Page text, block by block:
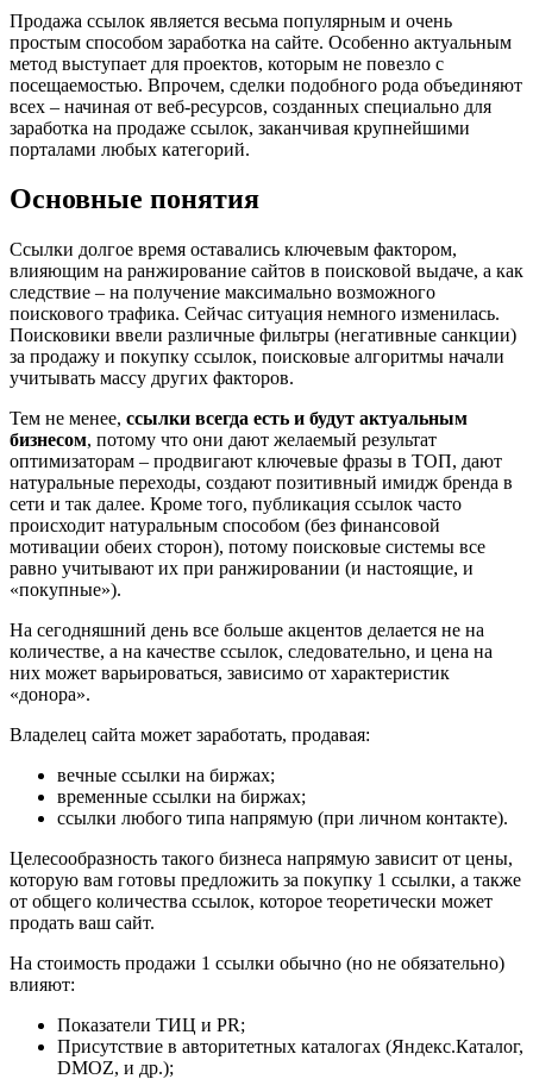
Продажа ссылок является весьма популярным и очень
простым способом заработка на сайте. Особенно актуальным
метод выступает для проектов, которым не повезло с
посещаемостью. Впрочем, сделки подобного рода объединяют
всех – начиная от веб-ресурсов, созданных специально для
заработка на продаже ссылок, заканчивая крупнейшими
порталами любых категорий.
Основные понятия
Ссылки долгое время оставались ключевым фактором,
влияющим на ранжирование сайтов в поисковой выдаче, а как
следствие – на получение максимально возможного
поискового трафика. Сейчас ситуация немного изменилась.
Поисковики ввели различные фильтры (негативные санкции)
за продажу и покупку ссылок, поисковые алгоритмы начали
учитывать массу других факторов.
Тем не менее, ссылки всегда есть и будут актуальным
бизнесом, потому что они дают желаемый результат
оптимизаторам – продвигают ключевые фразы в ТОП, дают
натуральные переходы, создают позитивный имидж бренда в
сети и так далее. Кроме того, публикация ссылок часто
происходит натуральным способом (без финансовой
мотивации обеих сторон), потому поисковые системы все
равно учитывают их при ранжировании (и настоящие, и
«покупные»).
На сегодняшний день все больше акцентов делается не на
количестве, а на качестве ссылок, следовательно, и цена на
них может варьироваться, зависимо от характеристик
«донора».
Владелец сайта может заработать, продавая:
вечные ссылки на биржах;
временные ссылки на биржах;
ссылки любого типа напрямую (при личном контакте).
Целесообразность такого бизнеса напрямую зависит от цены,
которую вам готовы предложить за покупку 1 ссылки, а также
от общего количества ссылок, которое теоретически может
продать ваш сайт.
На стоимость продажи 1 ссылки обычно (но не обязательно)
влияют:
Показатели ТИЦ и PR;
Присутствие в авторитетных каталогах (Яндекс.Каталог,
DMOZ, и др.);